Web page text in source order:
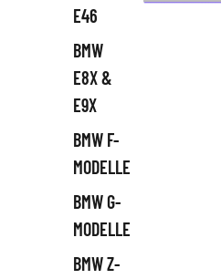
E46
BMW
E8X &
E9X
BMW F-
MODELLE
BMW G-
MODELLE
BMW Z-